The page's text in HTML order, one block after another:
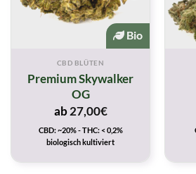
Bio
CBD BLÜTEN
Premium Skywalker
OG
ab27,00€
CBD: ~20% - THC: < 0,2%
biologisch kultiviert